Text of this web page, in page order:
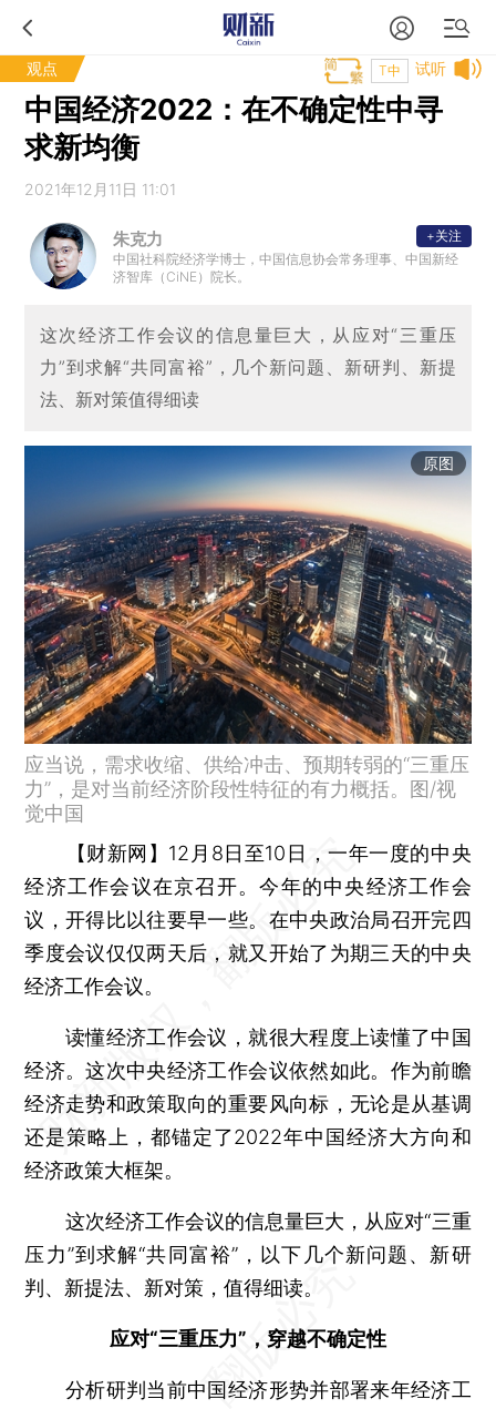
观点 试听
T中
中国经济2022：在不确定性中寻
求新均衡
2021年12月11日 11:01
朱克力
中国社科院经济学博士，中国信息协会常务理事、中国新经
济智库（CiNE）院长。
+关注
这次经济工作会议的信息量巨大，从应对“三重压
力”到求解“共同富裕”，几个新问题、新研判、新提
法、新对策值得细读
原图
应当说，需求收缩、供给冲击、预期转弱的“三重压
力”，是对当前经济阶段性特征的有力概括。图/视
觉中国
【财新网】 12月8日至10日，一年一度的中央
经济工作会议在京召开。今年的中央经济工作会
议，开得比以往要早一些。在中央政治局召开完四
季度会议仅仅两天后，就又开始了为期三天的中央
经济工作会议。
读懂经济工作会议，就很大程度上读懂了中国
经济。这次中央经济工作会议依然如此。作为前瞻
经济走势和政策取向的重要风向标，无论是从基调
还是策略上，都锚定了2022年中国经济大方向和
经济政策大框架。
这次经济工作会议的信息量巨大，从应对“三重
压力”到求解“共同富裕”，以下几个新问题、新研
判、新提法、新对策，值得细读。
应对“三重压力”，穿越不确定性
分析研判当前中国经济形势并部署来年经济工